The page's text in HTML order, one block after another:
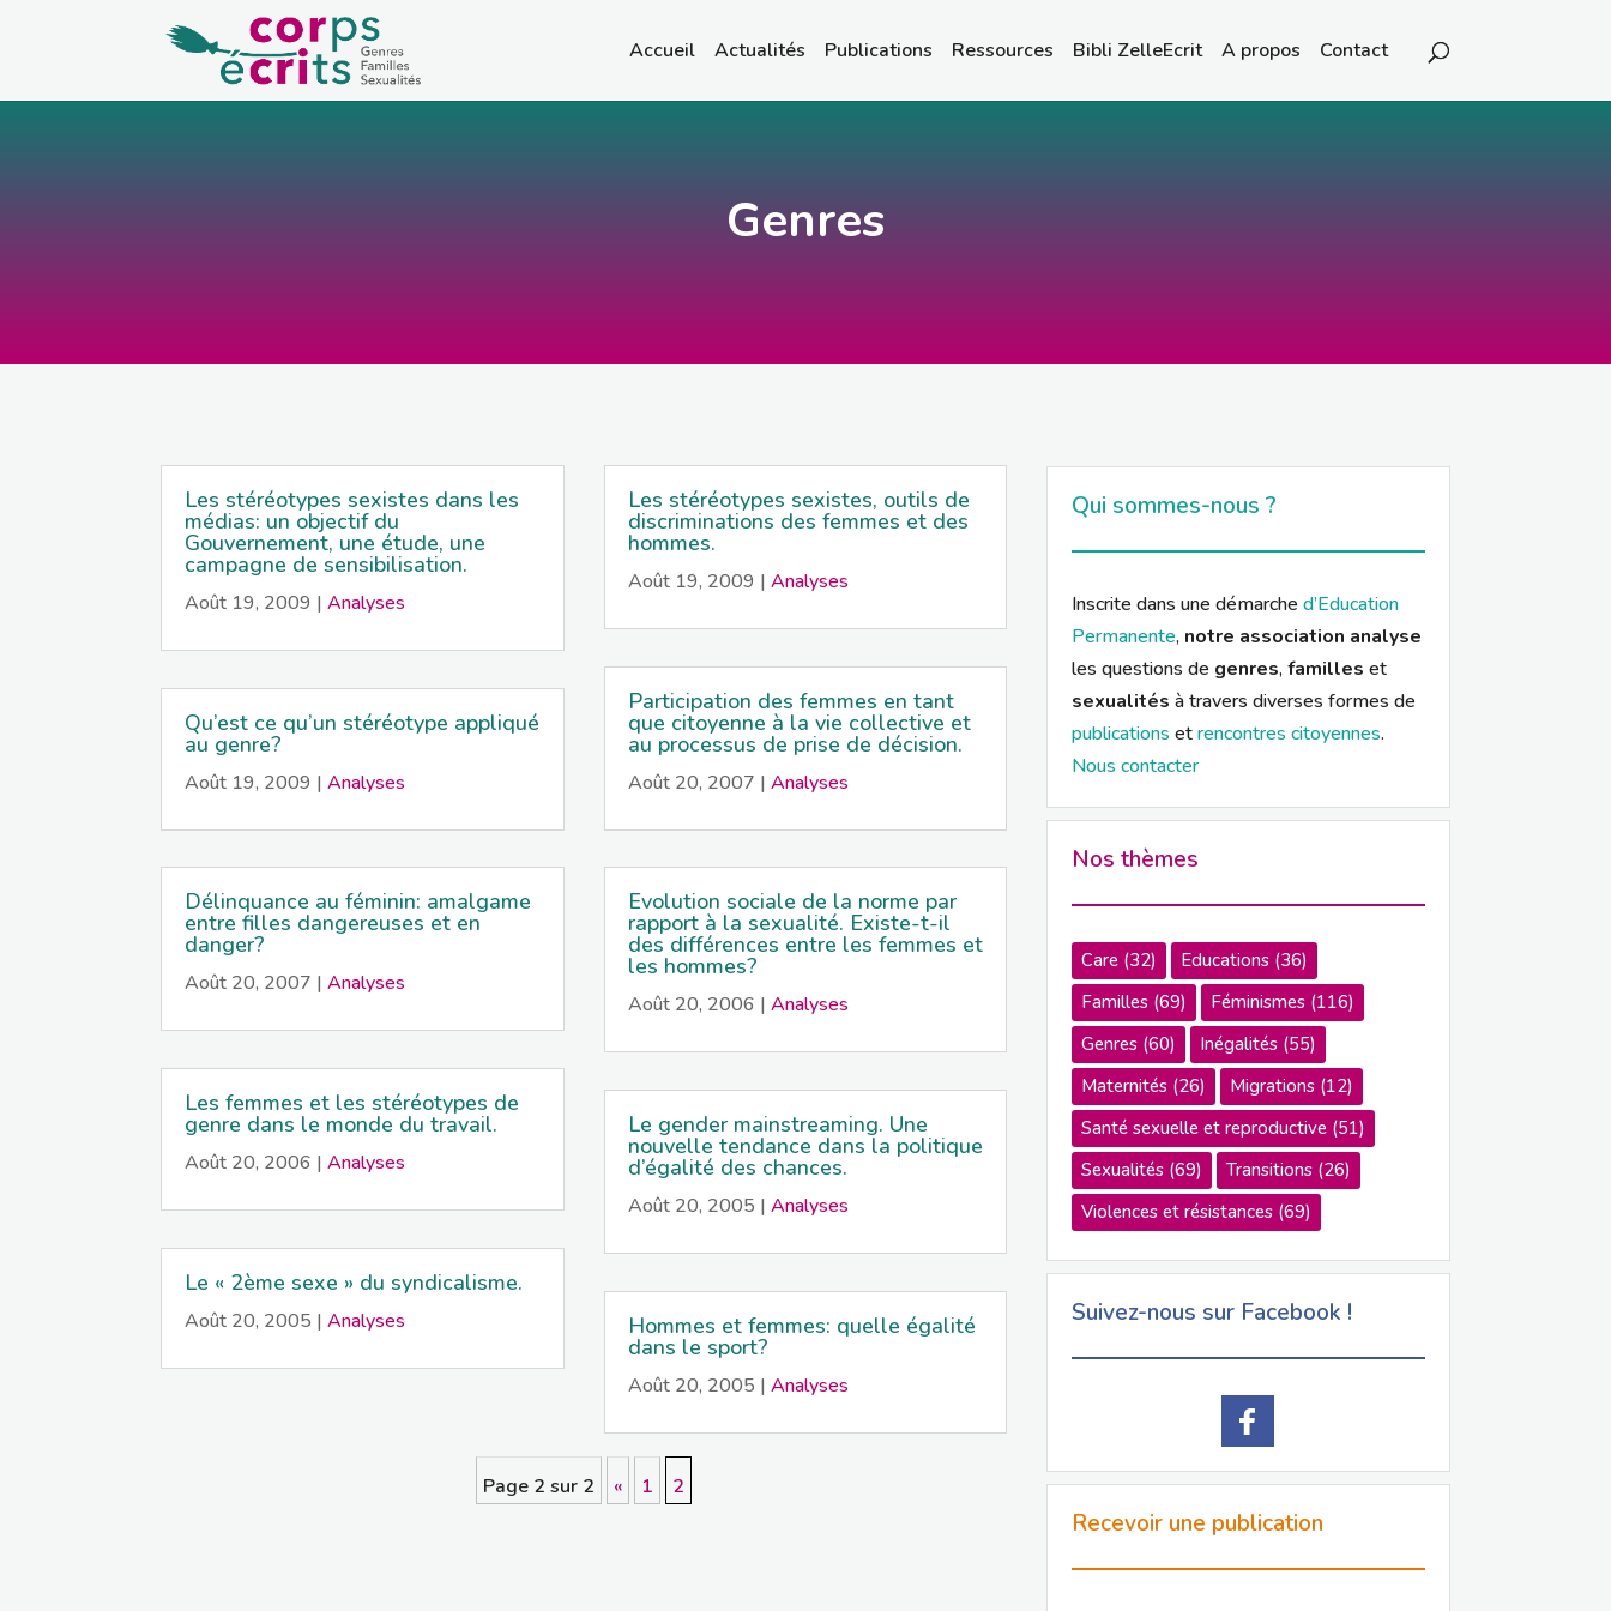
Accueil Actualités Publications Ressources Bibli ZelleEcrit A propos Contact
Genres
Les stéréotypes sexistes dans les
médias: un objectif du
Gouvernement, une étude, une
campagne de sensibilisation.
Août 19, 2009 |Analyses
Qu’est ce qu’un stéréotype appliqué
au genre?
Août 19, 2009 |Analyses
Délinquance au féminin: amalgame
entre filles dangereuses et en
danger?
Août 20, 2007 |Analyses
Les femmes et les stéréotypes de
genre dans le monde du travail.
Août 20, 2006 |Analyses
Le « 2ème sexe » du syndicalisme.
Août 20, 2005 |Analyses
Les stéréotypes sexistes, outils de
discriminations des femmes et des
hommes.
Août 19, 2009 | Analyses
Participation des femmes en tant
que citoyenne à la vie collective et
au processus de prise de décision.
Août 20, 2007 | Analyses
Evolution sociale de la norme par
rapport à la sexualité. Existe-t-il
des différences entre les femmes et
les hommes?
Août 20, 2006 | Analyses
Le gender mainstreaming. Une
nouvelle tendance dans la politique
d’égalité des chances.
Août 20, 2005 | Analyses
Hommes et femmes: quelle égalité
dans le sport?
Août 20, 2005 | Analyses
Page 2 sur 2 « 1 2
Qui sommes-nous ?
Inscrite dans une démarche d’Education
Permanente, notre association analyse
les questions de genres,familles et
sexualités à travers diverses formes de
publications etrencontres citoyennes.
Nous contacter
Nos thèmes
Care(32) Educations(36)
Familles(69) Féminismes(116)
Genres(60) Inégalités(55)
Maternités(26) Migrations(12)
Santé sexuelle et reproductive(51)
Sexualités(69) Transitions(26)
Violences et résistances(69)
Suivez-nous sur Facebook !
Recevoir une publication